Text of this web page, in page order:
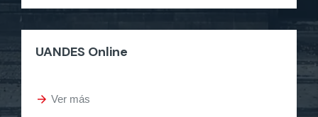
UANDES Online
arrow_forward Ver más